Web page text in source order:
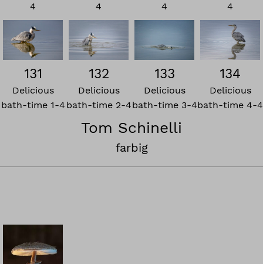
4
4
4
4
131
Delicious
bath-time 1-4
132
Delicious
bath-time 2-4
133
Delicious
bath-time 3-4
134
Delicious
bath-time 4-4
Tom Schinelli
farbig